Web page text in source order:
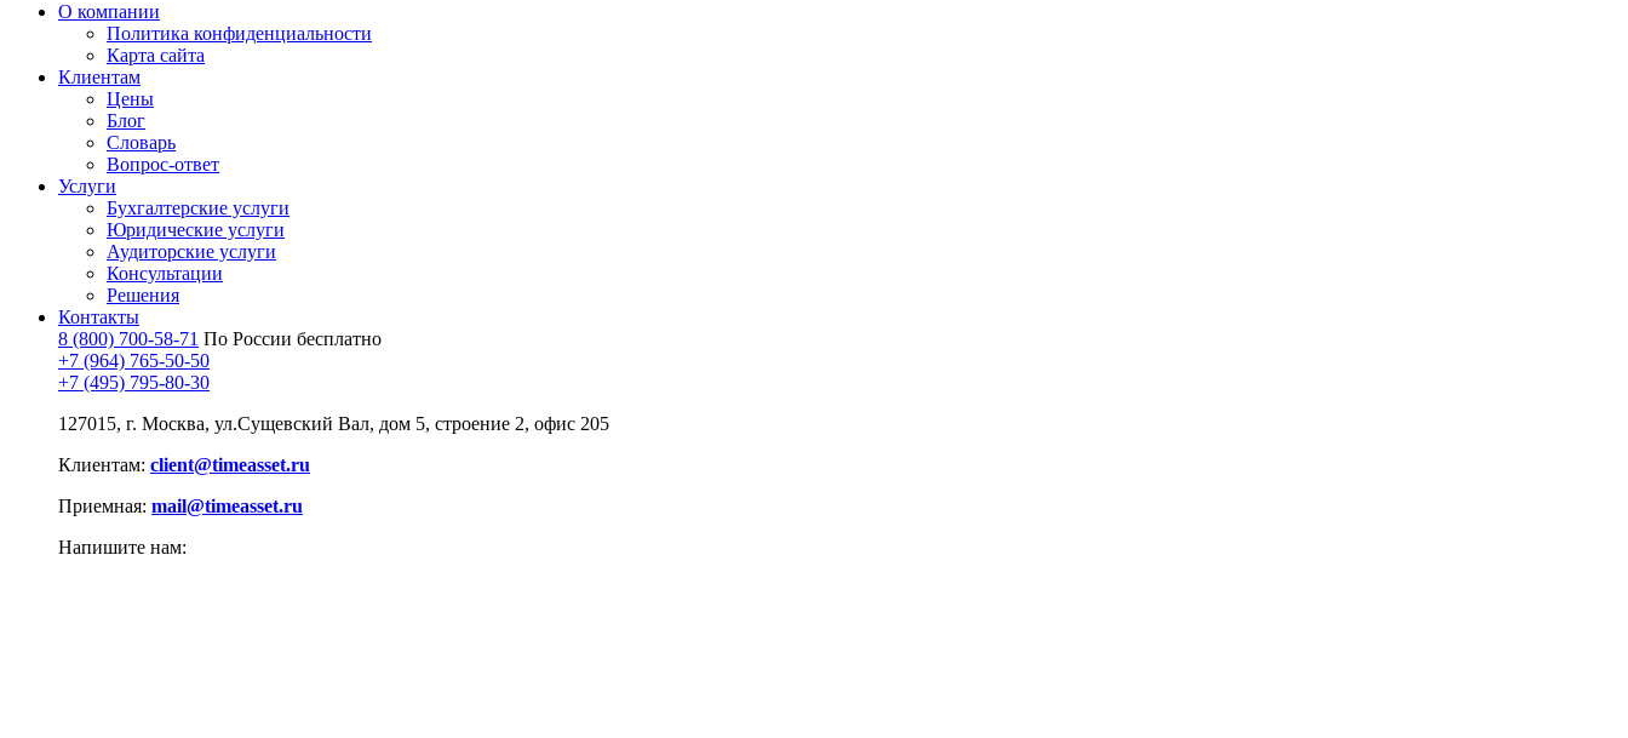
О компании
Политика конфиденциальности
Карта сайта
Клиентам
Цены
Блог
Словарь
Вопрос-ответ
Услуги
Бухгалтерские услуги
Юридические услуги
Аудиторские услуги
Консультации
Решения
Контакты
8 (800) 700-58-71 По России бесплатно
+7 (964) 765-50-50
+7 (495) 795-80-30
127015, г. Москва, ул.Сущевский Вал, дом 5, строение 2, офис 205
Клиентам: client@timeasset.ru
Приемная: mail@timeasset.ru
Напишите нам: